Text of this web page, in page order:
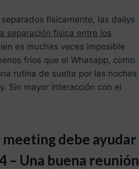
físicamente, las dailys
separación física entre los
es muchas veces imposible
fríos que el Whasapp, como
rutina de suelta por las noches
Sin mayor interacción con el
debe ayudar
– Una buena reunión